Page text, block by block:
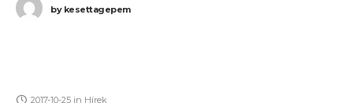
bykesettagepem
2017-10-25 in Hírek